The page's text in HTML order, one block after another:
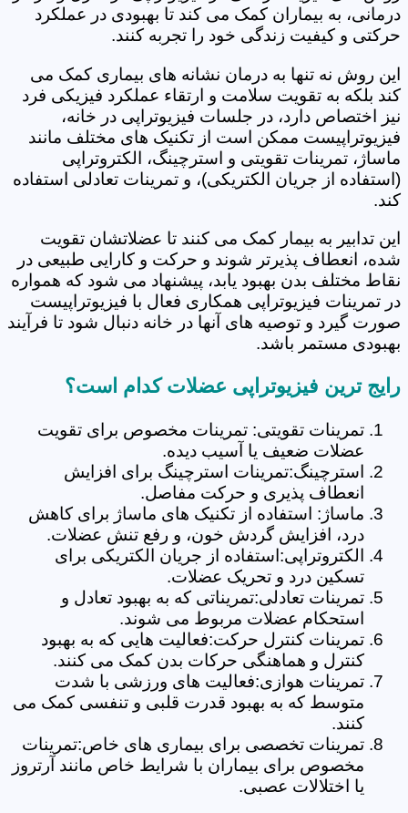
درمانی، به بیماران کمک می کند تا بهبودی در عملکرد
حرکتی و کیفیت زندگی خود را تجربه کنند.
این روش نه تنها به درمان نشانه های بیماری کمک می
کند بلکه به تقویت سلامت و ارتقاء عملکرد فیزیکی فرد
نیز اختصاص دارد، در جلسات فیزیوتراپی در خانه،
فیزیوتراپیست ممکن است از تکنیک های مختلف مانند
ماساژ، تمرینات تقویتی و استرچینگ، الکتروتراپی
(استفاده از جریان الکتریکی)، و تمرینات تعادلی استفاده
کند.
این تدابیر به بیمار کمک می کنند تا عضلاتشان تقویت
شده، انعطاف پذیرتر شوند و حرکت و کارایی طبیعی در
نقاط مختلف بدن بهبود یابد، پیشنهاد می شود که همواره
در تمرینات فیزیوتراپی همکاری فعال با فیزیوتراپیست
صورت گیرد و توصیه های آنها در خانه دنبال شود تا فرآیند
بهبودی مستمر باشد.
رایج ترین فیزیوتراپی عضلات کدام است؟
تمرینات تقویتی: تمرینات مخصوص برای تقویت
عضلات ضعیف یا آسیب دیده.
استرچینگ:تمرینات استرچینگ برای افزایش
انعطاف پذیری و حرکت مفاصل.
ماساژ: استفاده از تکنیک های ماساژ برای کاهش
درد، افزایش گردش خون، و رفع تنش عضلات.
الکتروتراپی:استفاده از جریان الکتریکی برای
تسکین درد و تحریک عضلات.
تمرینات تعادلی:تمریناتی که به بهبود تعادل و
استحکام عضلات مربوط می شوند.
تمرینات کنترل حرکت:فعالیت هایی که به بهبود
کنترل و هماهنگی حرکات بدن کمک می کنند.
تمرینات هوازی:فعالیت های ورزشی با شدت
متوسط که به بهبود قدرت قلبی و تنفسی کمک می
کنند.
تمرینات تخصصی برای بیماری های خاص:تمرینات
مخصوص برای بیماران با شرایط خاص مانند آرتروز
یا اختلالات عصبی.